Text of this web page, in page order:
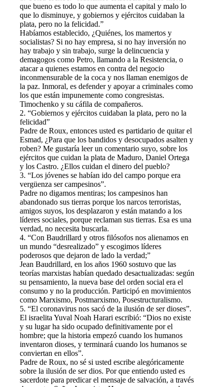
que bueno es todo lo que aumenta el capital y malo lo
que lo disminuye, y gobiernos y ejércitos cuidaban la
plata, pero no la felicidad.”
Habíamos establecido, ¿Quiénes, los mamertos y
socialistas? Si no hay empresa, si no hay inversión no
hay trabajo y sin trabajo, surge la delincuencia y
demagogos como Petro, llamando a la Resistencia, o
atacar a quienes estamos en contra del negocio
inconmensurable de la coca y nos llaman enemigos de
la paz. Inmoral, es defender y apoyar a criminales como
los que están impunemente como congresistas.
Timochenko y su cáfila de compañeros.
2. “Gobiernos y ejércitos cuidaban la plata, pero no la
felicidad”
Padre de Roux, entonces usted es partidario de quitar el
Esmad, ¿Para que los bandidos y desocupados asalten y
roben? Me gustaría leer un comentario suyo, sobre los
ejércitos que cuidan la plata de Maduro, Daniel Ortega
y los Castro. ¿Ellos cuidan el dinero del pueblo?
3. “Los jóvenes se habían ido del campo porque era
vergüenza ser campesinos”.
Padre no digamos mentiras; los campesinos han
abandonado sus tierras porque los narcos terroristas,
amigos suyos, los desplazaron y están matando a los
líderes sociales, porque reclaman sus tierras. Esa es una
verdad, no necesita buscarla.
4. “Con Baudrillard y otros filósofos nos alienamos en
un mundo “desrealizado” y escogimos líderes
poderosos que dejaron de lado la verdad;”
Jean Baudrillard, en los años 1960 sostuvo que las
teorías marxistas habían quedado desactualizadas: según
su pensamiento, la nueva base del orden social era el
consumo y no la producción. Participó en movimientos
como Marxismo, Postmarxismo, Posestructuralismo.
5. “El coronavirus nos sacó de la ilusión de ser dioses”.
El israelita Yuval Noah Harari escribió: “Dios no existe
y su lugar ha sido ocupado definitivamente por el
hombre; que la historia empezó cuando los humanos
inventaron dioses, y terminará cuando los humanos se
conviertan en ellos”.
Padre de Roux, no sé si usted escribe alegóricamente
sobre la ilusión de ser dios. Por que entiendo usted es
sacerdote para predicar el mensaje de salvación, a través